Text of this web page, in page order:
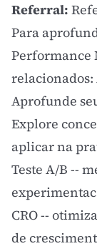
Referral:
Para
Performance
relacionados:
Aprofunde
Explore
aplicar na
Teste A/B --
CRO--
de